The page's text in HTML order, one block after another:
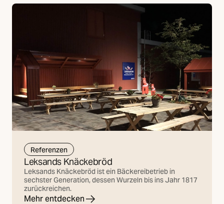
Referenzen
Leksands Knäckebröd
Leksands Knäckebröd ist ein Bäckereibetrieb in
sechster Generation, dessen Wurzeln bis ins Jahr 1817
zurückreichen.
Mehr entdecken